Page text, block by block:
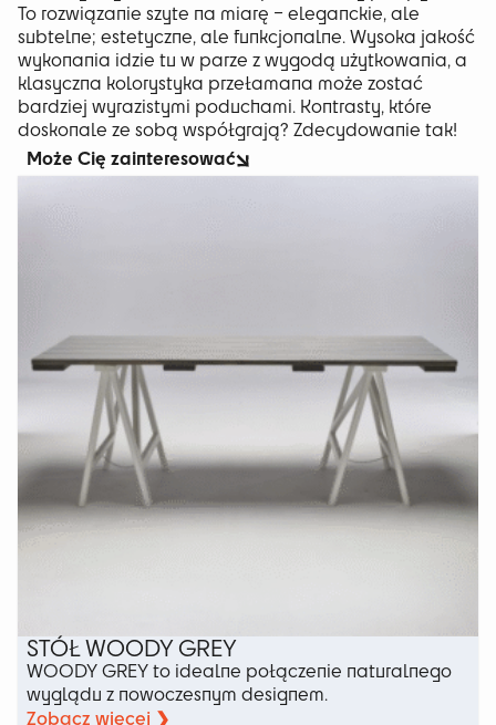
To rozwiązanie szyte na miarę – eleganckie, ale
subtelne; estetyczne, ale funkcjonalne. Wysoka jakość
wykonania idzie tu w parze z wygodą użytkowania, a
klasyczna kolorystyka przełamana może zostać
bardziej wyrazistymi poduchami. Kontrasty, które
doskonale ze sobą współgrają? Zdecydowanie tak!
Może Cię zainteresować
STÓŁ WOODY GREY
WOODY GREY to idealne połączenie naturalnego
wyglądu z nowoczesnym designem.
Zobacz więcej ❯